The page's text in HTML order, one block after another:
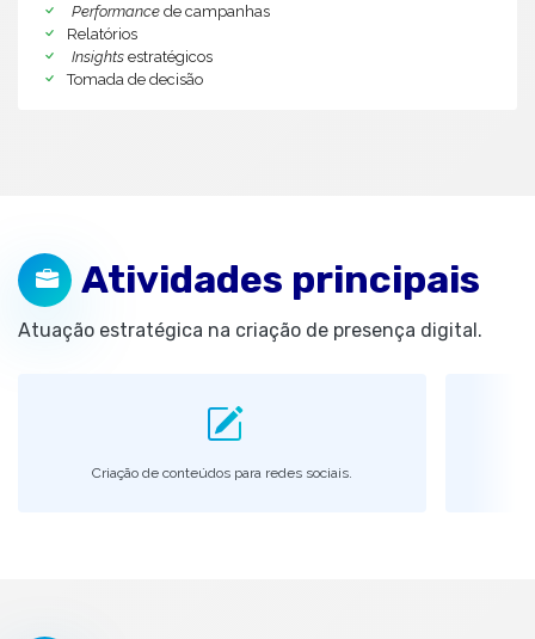
Performance de campanhas
Relatórios
Insights estratégicos
Tomada de decisão
Atividades principais
Atuação estratégica na criação de presença digital.
Criação de conteúdos para redes sociais.